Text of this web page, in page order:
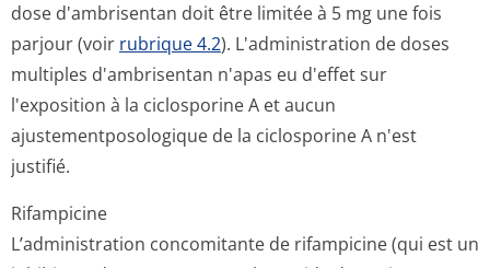
dose d'ambrisentan doit être limitée à 5 mg une fois
parjour (voir rubrique 4.2). L'administration de doses
multiples d'ambrisentan n'apas eu d'effet sur
l'exposition à la ciclosporine A et aucun
ajustementposo­logique de la ciclosporine A n'est
justifié.
Rifampicine
L’administration concomitante de rifampicine (qui est un